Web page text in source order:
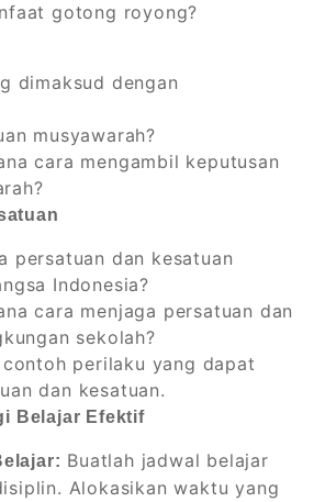
gotong royong?
dimaksud dengan
musyawarah?
cara mengambil keputusan
persatuan dan kesatuan
Indonesia?
cara menjaga persatuan dan
sekolah?
perilaku yang dapat
dan kesatuan.
Belajar Efektif
Buatlah jadwal belajar
Alokasikan waktu yang